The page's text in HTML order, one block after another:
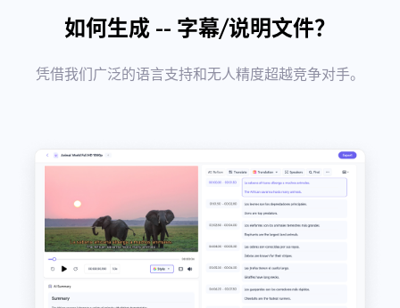
如何生成 -- 字幕/说明文件？
凭借我们广泛的语言支持和无人精度超越竞争对手。